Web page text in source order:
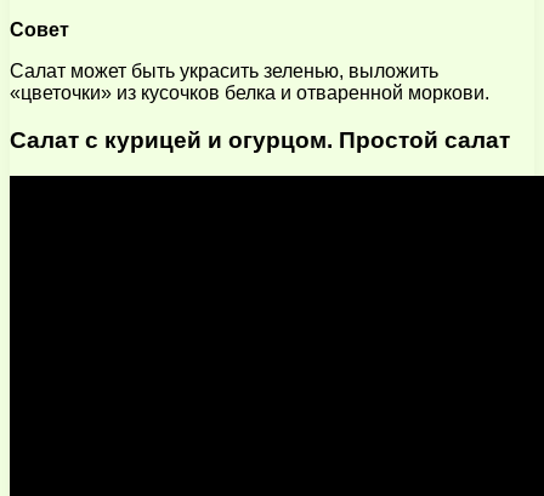
Совет
Салат может быть украсить зеленью, выложить
«цветочки» из кусочков белка и отваренной моркови.
Салат с курицей и огурцом. Простой салат